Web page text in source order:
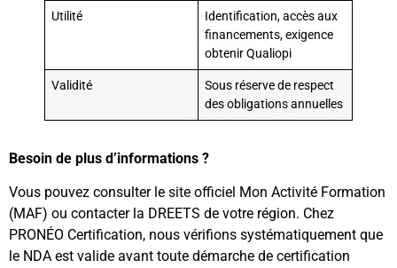
Utilité
Identification, accès aux
financements, exigence
obtenir Qualiopi
Validité
Sous réserve de respect
des obligations annuelles
Besoin de plus d’informations ?
Vous pouvez consulter le site officiel Mon Activité Formation
(MAF) ou contacter la DREETS de votre région. Chez
PRONÉO Certification, nous vérifions systématiquement que
le NDA est valide avant toute démarche de certification